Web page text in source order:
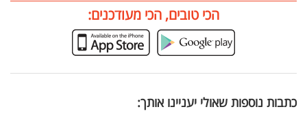
הכי טובים, הכי מעודכנים:
כתבות נוספות שאולי יעניינו אותך: